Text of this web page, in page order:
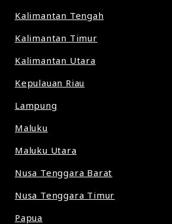
Kalimantan Tengah
Kalimantan Timur
Kalimantan Utara
Kepulauan Riau
Lampung
Maluku
Maluku Utara
Nusa Tenggara Barat
Nusa Tenggara Timur
Papua